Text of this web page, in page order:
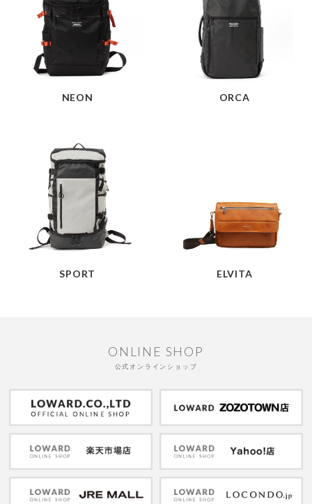
NEON ORCA
SPORT ELVITA
ONLINE SHOP
公式オンラインショップ